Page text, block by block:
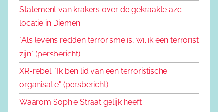
Statement van krakers over de gekraakte azc-
locatie in Diemen
"Als levens redden terrorisme is, wil ik een terrorist
zijn" (persbericht)
XR-rebel: "Ik ben lid van een terroristische
organisatie" (persbericht)
Waarom Sophie Straat gelijk heeft